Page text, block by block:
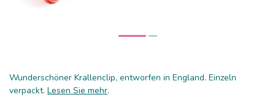
Wunderschöner Krallenclip, entworfen in England. Einzeln
verpackt. Lesen Sie mehr.